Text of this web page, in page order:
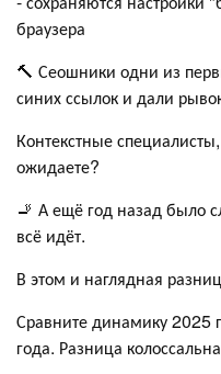
браузера
🔨 Сеошники одни из
синих ссылок и дали
Контекстные
ожидаете?
🚬 А ещё год назад было
всё идёт.
В этом и наглядная
Сравните динамику 2025
года. Разница